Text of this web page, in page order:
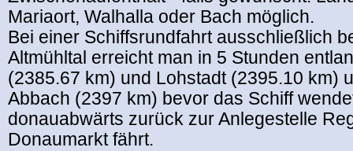
Mariaort, Walhalla oder Bach möglich.
Bei einer Schiffsrundfahrt ausschließlich
Altmühltal erreicht man in 5 Stunden
(2385.67 km) und Lohstadt (2395.10 km)
Abbach (2397 km) bevor das Schiff
donauabwärts zurück zur Anlegestelle
Donaumarkt fährt.